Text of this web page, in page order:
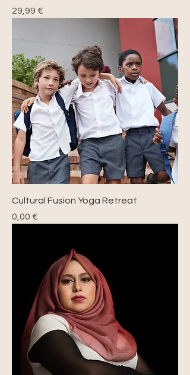
Precio
29,99 €
Cultural Fusion Yoga Retreat
Precio
0,00 €